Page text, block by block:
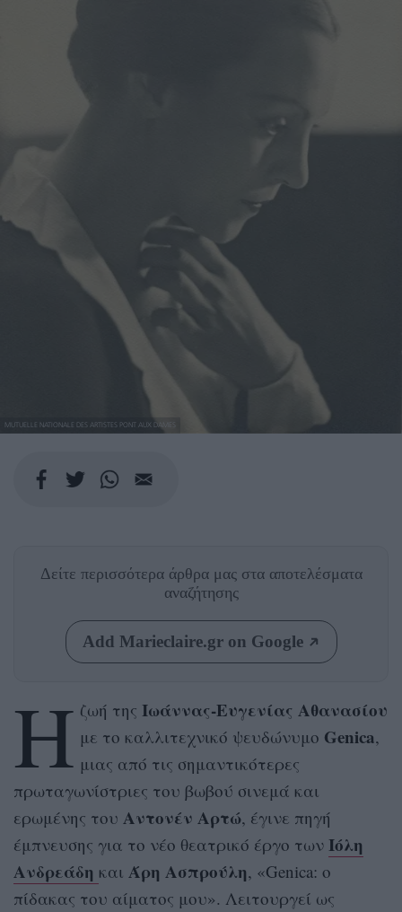
MUTUELLE NATIONALE DES ARTISTES PONT AUX DAMES
Δείτε περισσότερα άρθρα μας στα αποτελέσματα
αναζήτησης
Add Marieclaire.gr on Google
Η ζωή της Ιωάννας-Ευγενίας Αθανασίου
με το καλλιτεχνικό ψευδώνυμο Genica,
μιας από τις σημαντικότερες
πρωταγωνίστριες του βωβού σινεμά και
ερωμένης του Αντονέν Αρτώ, έγινε πηγή
έμπνευσης για το νέο θεατρικό έργο των Ιόλη
Ανδρεάδη και Άρη Ασπρούλη, «Genica: ο
πίδακας του αίματος μου». Λειτουργεί ως